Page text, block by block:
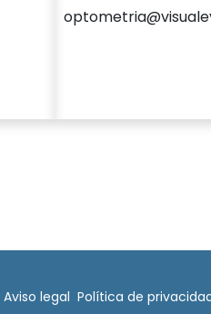
Aviso legal​ Política de